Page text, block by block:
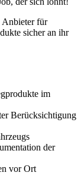
Anbieter für
sicher an ihr
im
Berücksichtigung
der
vor Ort